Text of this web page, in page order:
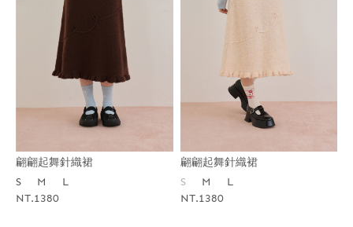
翩翩起舞針織裙
S
M
L
NT.1380
翩翩起舞針織裙
S
M
L
NT.1380